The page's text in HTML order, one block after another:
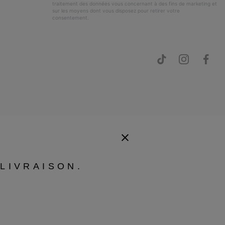
traitement des données vous concernant à des fins de marketing et
sur les moyens dont vous disposez pour retirer votre
consentement.